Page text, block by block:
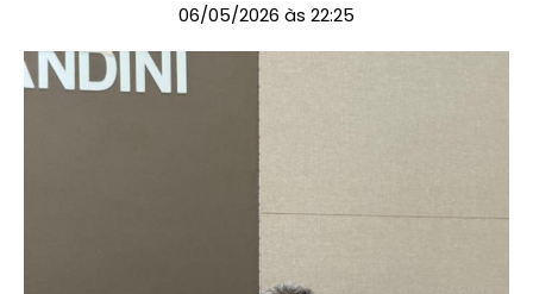
06/05/2026 às 22:25